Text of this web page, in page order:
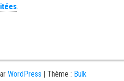
.
WordPress | Thème : Bulk